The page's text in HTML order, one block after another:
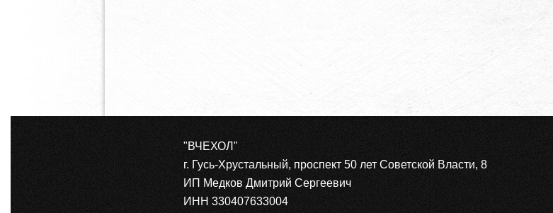
"ВЧЕХОЛ"
г. Гусь-Хрустальный, проспект 50 лет Советской Власти, 8
ИП Медков Дмитрий Сергеевич
ИНН 330407633004